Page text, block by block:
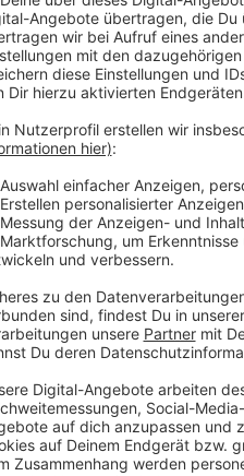
Zeitung» war am 26.
mit dem Titel
Michel Friedman hätte
bekannt war, wurde
die Rede.